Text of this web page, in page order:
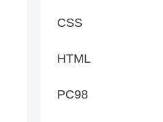
CSS
HTML
PC98